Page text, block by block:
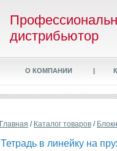
дистрибьютор
О КОМПАНИИ |
Главная / Каталог товаров /
Тетрадь в линейку на